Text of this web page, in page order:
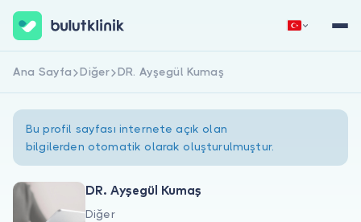
Hemen Kaydol
Ana Sayfa Diğer DR. Ayşegül Kumaş
Bu profil sayfası internete açık olan
bilgilerden otomatik olarak oluşturulmuştur.
DR. Ayşegül Kumaş
Diğer